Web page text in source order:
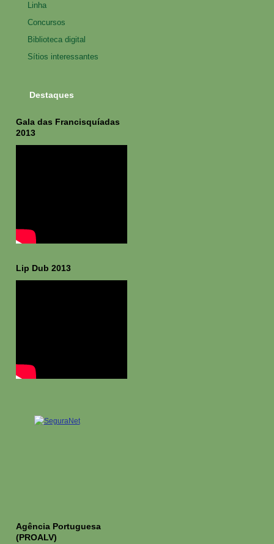
Linha
Concursos
Biblioteca digital
Sítios interessantes
Destaques
Gala das Francisquíadas
2013
Lip Dub 2013
Agência Portuguesa
(PROALV)